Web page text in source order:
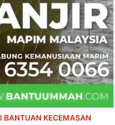
KECEMASAN